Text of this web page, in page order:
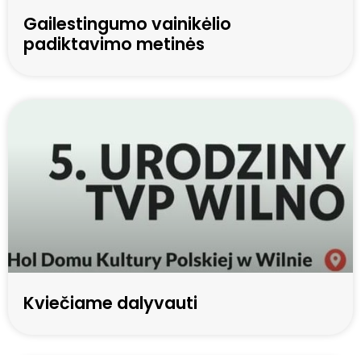
Gailestingumo vainikėlio
padiktavimo metinės
Kviečiame dalyvauti